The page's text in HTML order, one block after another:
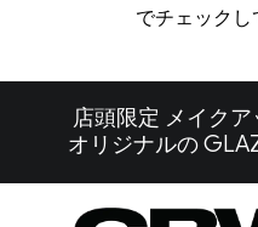
でチェックし
店頭限定 メイクア
オリジナルの